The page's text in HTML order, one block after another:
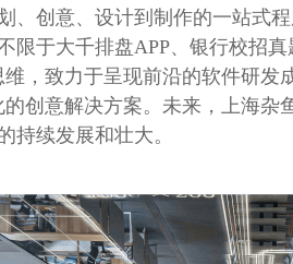
、创意、设计到制作的一站式
于大千排盘APP、银行校招
维，致力于呈现前沿的软件研
创意解决方案。未来，上海
持续发展和壮大。